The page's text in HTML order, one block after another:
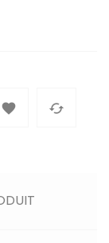
 